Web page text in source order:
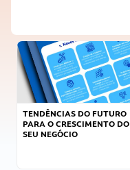
TENDÊNCIAS DO FUTURO
PARA O CRESCIMENTO DO
SEU NEGÓCIO